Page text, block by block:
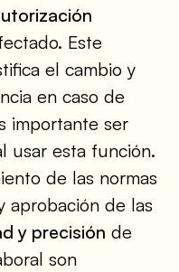
Este
el cambio y
en caso de
importante ser
usar esta función.
de las normas
aprobación de las
y precisión de
son